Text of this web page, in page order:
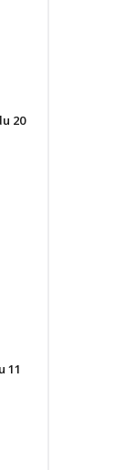
20
11